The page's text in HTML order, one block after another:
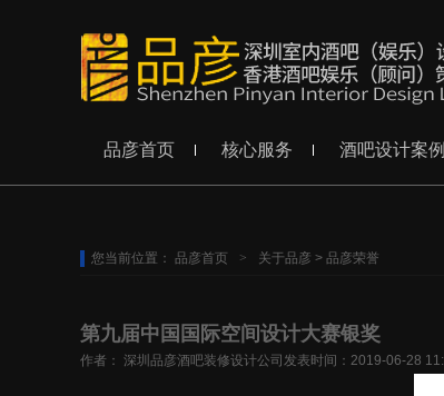
品彦首页 核心服务 酒吧设计案例
您当前位置： 品彦首页 > 关于品彦 > 品彦荣誉
第九届中国国际空间设计大赛银奖
作者： 深圳品彦酒吧装修设计公司 发表时间：2019-06-28